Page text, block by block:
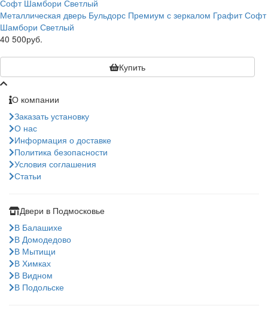
Металлическая дверь Бульдорс Премиум с зеркалом Графит Софт
Шамбори Светлый
40 500руб.
Купить
О компании
Заказать установку
О нас
Информация о доставке
Политика безопасности
Условия соглашения
Статьи
Двери в Подмосковье
В Балашихе
В Домодедово
В Мытищи
В Химках
В Видном
В Подольске